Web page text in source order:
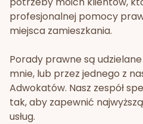
profesjonalnej pomocy
miejsca zamieszkania.
Porady prawne są
mnie, lub przez jednego z
Adwokatów. Nasz zespół
tak, aby zapewnić
usług.